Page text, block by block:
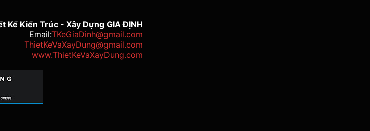
Kế Kiến Trúc - Xây Dựng GIA ĐỊNH
Email:TKeGiaDinh@gmail.com
ThietKeVaXayDung@gmail.com
www.ThietKeVaXayDung.com